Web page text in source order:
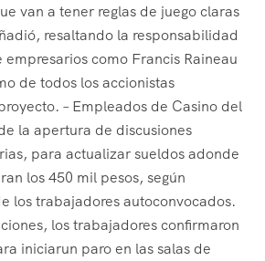
van a tener reglas de juego claras
resaltando la responsabilidad
como Francis Raineau
de todos los accionistas
– Empleados de Casino del
la apertura de discusiones
para actualizar sueldos adonde
los 450 mil pesos, según
los trabajadores autoconvocados.
los trabajadores confirmaron
iniciarun paro en las salas de